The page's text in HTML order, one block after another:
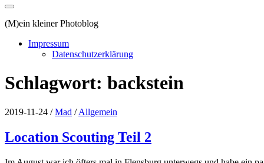
(M)ein kleiner Photoblog
Impressum
Datenschutzerklärung
Schlagwort: backstein
2019-11-24 /Mad /Allgemein
Location Scouting Teil 2